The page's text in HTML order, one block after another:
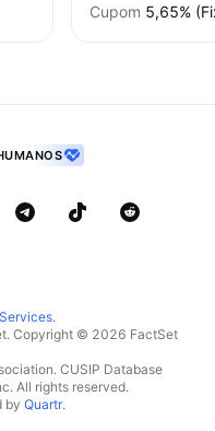
Cupom 5,65%
.
Copyright © 2026 FactSet
CUSIP Database
All rights reserved.
by Quartr.